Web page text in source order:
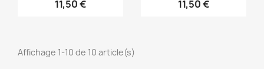
11,50 € 11,50 €
Affichage 1-10 de 10 article(s)